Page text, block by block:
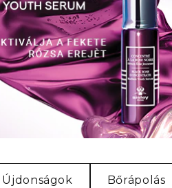
Újdonságok Bőrápolás